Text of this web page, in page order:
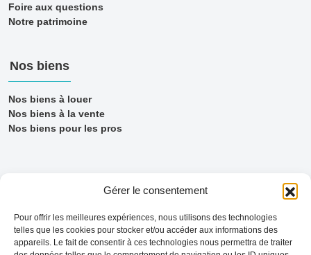
Gérer le consentement
Pour offrir les meilleures expériences, nous utilisons des technologies
telles que les cookies pour stocker et/ou accéder aux informations des
appareils. Le fait de consentir à ces technologies nous permettra de traiter
Foire aux questions
Notre patrimoine
Nos biens
Nos biens à louer
Nos biens à la vente
Nos biens pour les pros